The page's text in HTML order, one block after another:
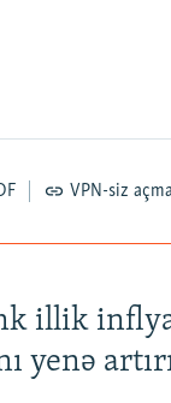
VPN-siz
illik
yenə